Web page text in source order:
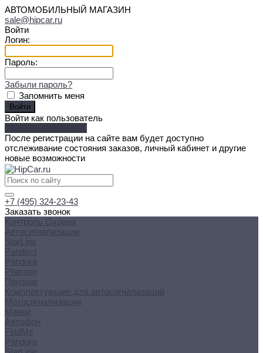
АВТОМОБИЛЬНЫЙ МАГАЗИН
sale@hipcar.ru
Войти
Логин:
Пароль:
Забыли пароль?
Запомнить меня
Войти как пользователь
После регистрации на сайте вам будет доступно
отслеживание состояния заказов, личный кабинет и другие
новые возможности
+7 (495) 324-23-43
Заказать звонок
Контроль Охрана
Автосигнализации
StarLine
Pandect
Pandora
Pharaon
Призрак
Комплектующие для автосигнализаций
Мотосигнализации
Маяки
Автофон
FindMe
Pandora